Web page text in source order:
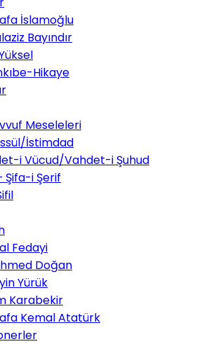
İslamoğlu
Bayındır
Hikaye
Meseleleri
İstimdad
i Vücud/Vahdet-i Şuhud
Şifa-i Şerif
Fedayi
Doğan
Yürük
Karabekir
Kemal Atatürk